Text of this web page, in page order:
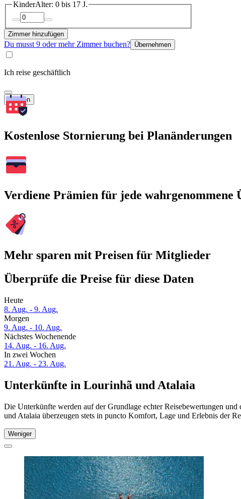
KinderAlter: 0 bis 17 J.
Zimmer hinzufügen
Du musst 9 oder mehr Zimmer buchen? Übernehmen
Ich reise geschäftlich
Suchen
Kostenlose Stornierung bei Planänderungen
Verdiene Prämien für jede wahrgenommene
Mehr sparen mit Preisen für Mitglieder
Überprüfe die Preise für diese Daten
Heute
8. Aug. - 9. Aug.
Morgen
9. Aug. - 10. Aug.
Nächstes Wochenende
14. Aug. - 16. Aug.
In zwei Wochen
21. Aug. - 23. Aug.
Unterkünfte in Lourinhã und Atalaia
Die Unterkünfte werden auf der Grundlage echter Reisebewertungen
und Atalaia überzeugen stets in puncto Komfort, Lage und Erlebnis der
Weniger